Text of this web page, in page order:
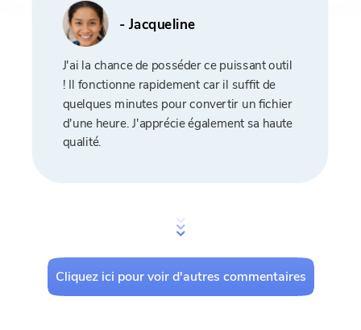
- Jacqueline
J'ai la chance de posséder ce puissant outil
! Il fonctionne rapidement car il suffit de
quelques minutes pour convertir un fichier
d'une heure. J'apprécie également sa haute
qualité.
- Cornelia
Sans aucun doute, cet iMyMac Video
Cliquez ici pour voir d'autres commentaires